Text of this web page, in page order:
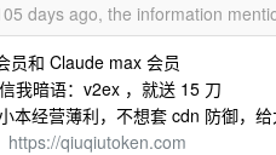
days ago, the information
员和 Claude max 会员
我暗语：v2ex ，就送 15 刀
本经营薄利，不想套 cdn 防御，
https://qiuqiutoken.com